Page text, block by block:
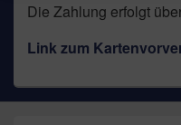
Die Zahlung erfolgt
Link zum